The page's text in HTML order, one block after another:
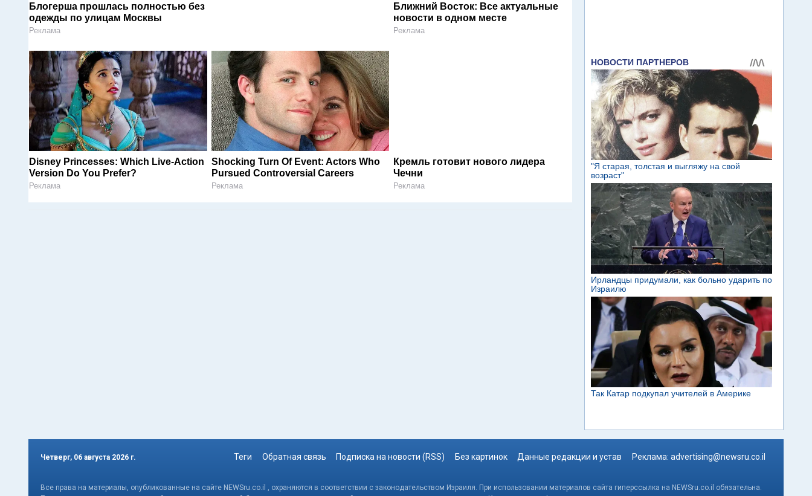
Блогерша прошлась полностью без
одежды по улицам Москвы
Реклама
Ближний Восток: Все актуальные
новости в одном месте
Реклама
Disney Princesses: Which Live-Action
Version Do You Prefer?
Реклама
Shocking Turn Of Event: Actors Who
Pursued Controversial Careers
Реклама
Кремль готовит нового лидера
Чечни
Реклама
Четверг, 06 августа 2026 г. Теги Обратная связь Подписка на новости (RSS) Без картинок Данные редакции и устав Реклама: advertising@newsru.co.il
Все права на материалы, опубликованные на сайте NEWSru.co.il , охраняются в соответствии с законодательством Израиля. При использовании материалов сайта гиперссылка на NEWSru.co.il обязательна.